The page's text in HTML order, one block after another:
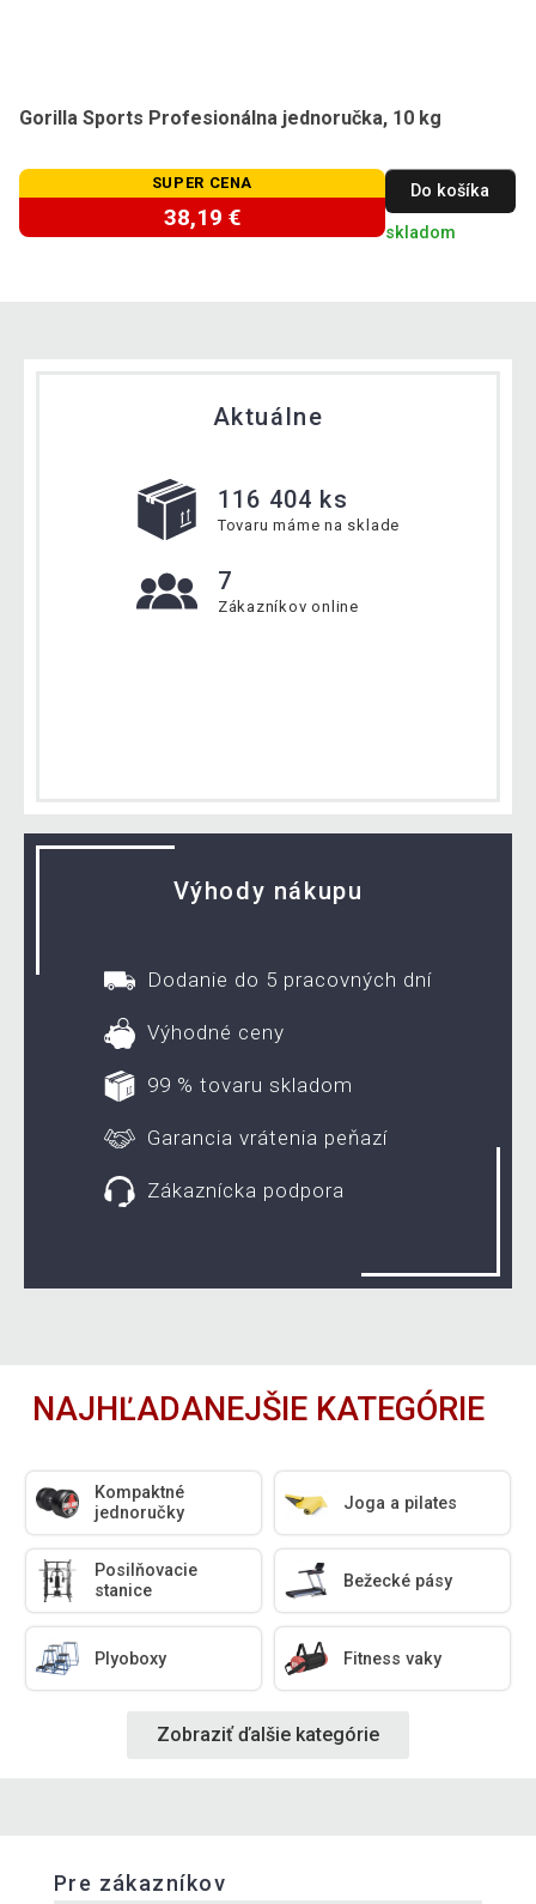
Gorilla Sports Profesionálna jednoručka, 10 kg
SUPER CENA
38,19 €
Do košíka
skladom
Aktuálne
116 404 ks
Tovaru máme na sklade
7
Zákazníkov online
Výhody nákupu
Dodanie do 5 pracovných dní
Výhodné ceny
99 % tovaru skladom
Garancia vrátenia peňazí
Zákaznícka podpora
NAJHĽADANEJŠIE KATEGÓRIE
Kompaktné
jednoručky
Joga a pilates
Posilňovacie
stanice
Bežecké pásy
Plyoboxy Fitness vaky
Zobraziť ďalšie kategórie
Pre zákazníkov